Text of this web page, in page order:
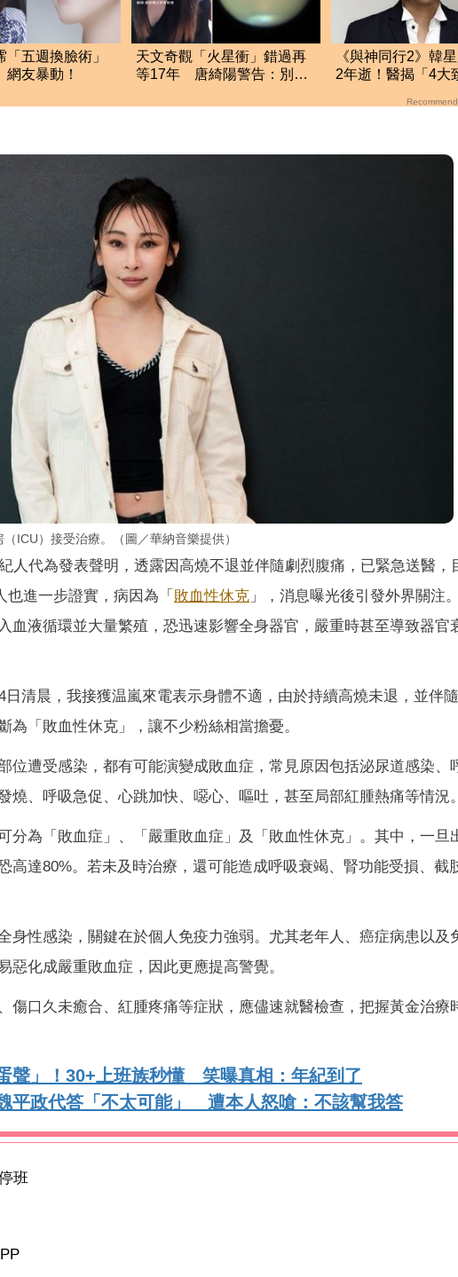
「五週換臉術」
友暴動！
天文奇觀「火星衝」錯過再
等17年 唐綺陽警告：別看
《與神同行2》韓
2年逝！醫揭「4大
ICU）接受治療。（圖／華納音樂提供）
人代為發表聲明，透露因高燒不退並伴隨劇烈腹痛，已緊急送醫，
進一步證實，病因為「 敗血性休克 」，消息曝光後引發外界關注
血液循環並大量繁殖，恐迅速影響全身器官，嚴重時甚至導致器官
清晨，我接獲温嵐來電表示身體不適，由於持續高燒未退，並伴
為「敗血性休克」，讓不少粉絲相當擔憂。
位遭受感染，都有可能演變成敗血症，常見原因包括泌尿道感染、
燒、呼吸急促、心跳加快、噁心、嘔吐，甚至局部紅腫熱痛等情況
分為「敗血症」、「嚴重敗血症」及「敗血性休克」。其中，一旦
高達80%。若未及時治療，還可能造成呼吸衰竭、腎功能受損、截
身性感染，關鍵在於個人免疫力強弱。尤其老年人、癌症病患以及
化成嚴重敗血症，因此更應提高警覺。
傷口久未癒合、紅腫疼痛等症狀，應儘速就醫檢查，把握黃金治療
聲」！30+上班族秒懂 笑曝真相：年紀到了
平政代答「不太可能」 遭本人怒嗆：不該幫我答
班